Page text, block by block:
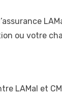
ou votre
LAMal et